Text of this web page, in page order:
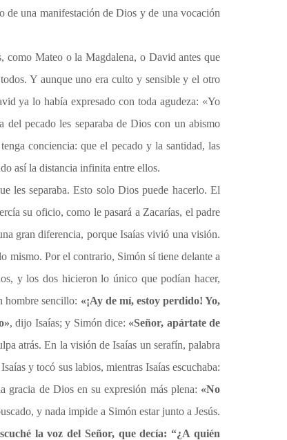
de una manifestación de Dios y de una vocación
como Mateo o la Magdalena, o David antes que
Y aunque uno era culto y sensible y el otro
ya lo había expresado con toda agudeza: «Yo
pecado les separaba de Dios con un abismo
conciencia: que el pecado y la santidad, las
así la distancia infinita entre ellos.
les separaba. Esto solo Dios puede hacerlo. El
su oficio, como le pasará a Zacarías, el padre
gran diferencia, porque Isaías vivió una visión.
mismo. Por el contrario, Simón sí tiene delante a
y los dos hicieron lo único que podían hacer,
hombre sencillo: «¡Ay de mí, estoy perdido! Yo,
, dijo Isaías; y Simón dice: «Señor, apártate de
atrás. En la visión de Isaías un serafín, palabra
y tocó sus labios, mientras Isaías escuchaba:
gracia de Dios en su expresión más plena: «No
y nada impide a Simón estar junto a Jesús.
la voz del Señor, que decía: “¿A quién